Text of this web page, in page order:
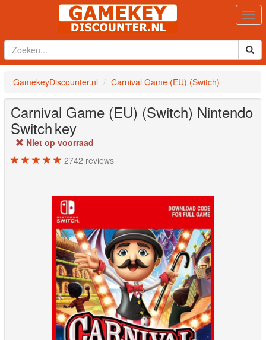
GamekeyDiscounter.nl Carnival Game (EU) (Switch)
Carnival Game (EU) (Switch) Nintendo
Switchkey
Niet op voorraad
2742 reviews